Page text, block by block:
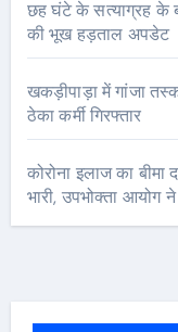
छह घंटे के सत्याग्रह के
की भूख हड़ताल अपडेट
खकड़ीपाड़ा में गांजा
ठेका कर्मी गिरफ्तार
कोरोना इलाज का
भारी, उपभोक्ता